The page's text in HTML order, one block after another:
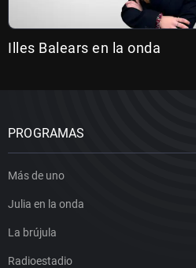
Illes Balears en la onda
PROGRAMAS
Más de uno
Julia en la onda
La brújula
Radioestadio